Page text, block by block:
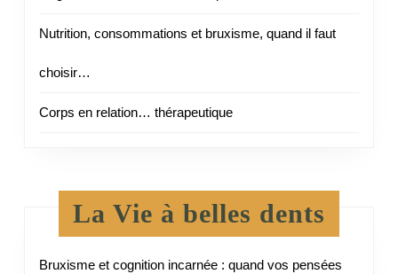
Nutrition, consommations et bruxisme, quand il faut
choisir…
Corps en relation… thérapeutique
La Vie à belles dents
Bruxisme et cognition incarnée : quand vos pensées